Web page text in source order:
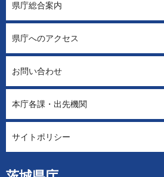
県庁総合案内
県庁へのアクセス
お問い合わせ
本庁各課・出先機関
サイトポリシー